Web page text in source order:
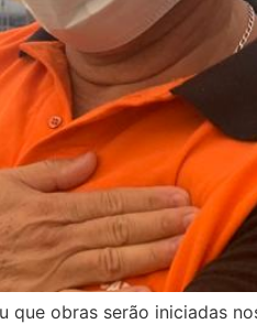
obras serão iniciadas